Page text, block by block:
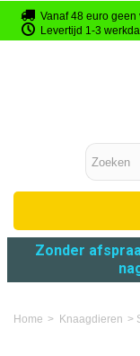
Vanaf 48 euro geen
Levertijd 1-3
Zonder
Home > Knaagdieren >